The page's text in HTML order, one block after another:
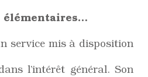
élémentaires…
service mis à disposition
l’intérêt général. Son